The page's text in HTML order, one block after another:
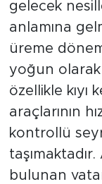
gelecek
anlamına
üreme
yoğun olarak
özellikle kıyı
araçlarının
kontrollü
bulunan